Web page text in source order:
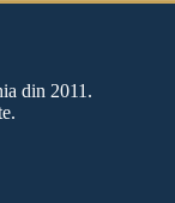
din 2011.